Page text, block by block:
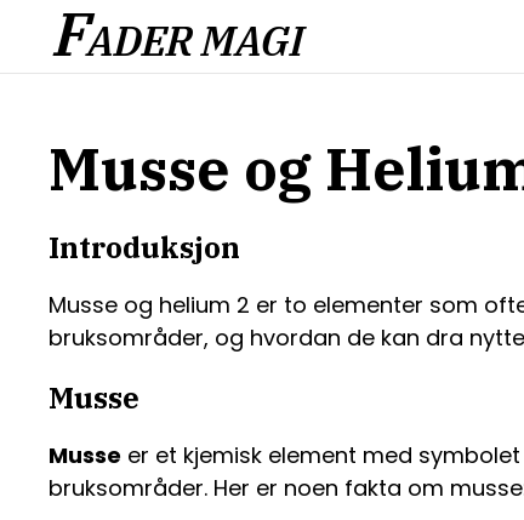
FADER MAGI
Musse og
Introduksjon
Musse og helium 2 er to elementer som
bruksområder, og hvordan de kan dra
Musse
Musse er et kjemisk element med
bruksområder. Her er noen fakta om